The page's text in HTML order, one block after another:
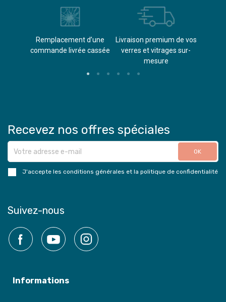
Remplacement d’une
commande livrée cassée​
Livraison premium de vos
verres et vitrages sur-
mesure
Recevez nos offres spéciales
J'accepte les conditions générales et la politique de confidentialité
Suivez-nous
Facebook YouTube
Informations